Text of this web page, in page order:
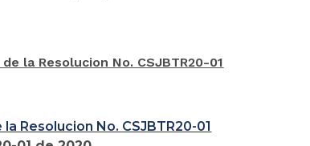
la Resolucion No. CSJBTR20-01
Resolucion No. CSJBTR20-01